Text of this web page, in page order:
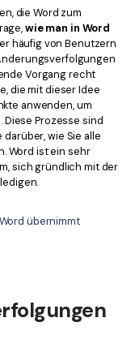
kostenlosen Vorlagen.
die Word zum
wie man in Word
häufig von Benutzern
Vorgang recht
die mit dieser Idee
anwenden, um
Prozesse sind
wie Sie alle
Word ist ein sehr
sich gründlich mit der
übernimmt